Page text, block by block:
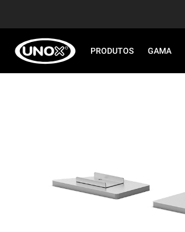
PRODUTOS GAMA